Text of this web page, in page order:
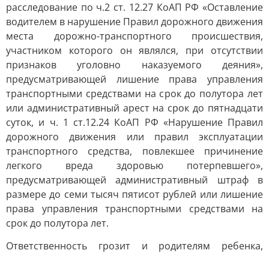
расследование по ч.2 ст. 12.27 КоАП РФ «Оставление
водителем в нарушение Правил дорожного движения
места дорожно-транспортного происшествия,
участником которого он являлся, при отсутствии
признаков уголовно наказуемого деяния»,
предусматривающей лишение права управления
транспортными средствами на срок до полутора лет
или административный арест на срок до пятнадцати
суток, и ч. 1 ст.12.24 КоАП РФ «Нарушение Правил
дорожного движения или правил эксплуатации
транспортного средства, повлекшее причинение
легкого вреда здоровью потерпевшего»,
предусматривающей административный штраф в
размере до семи тысяч пятисот рублей или лишение
права управления транспортными средствами на
срок до полутора лет.
Ответственность грозит и родителям ребенка,